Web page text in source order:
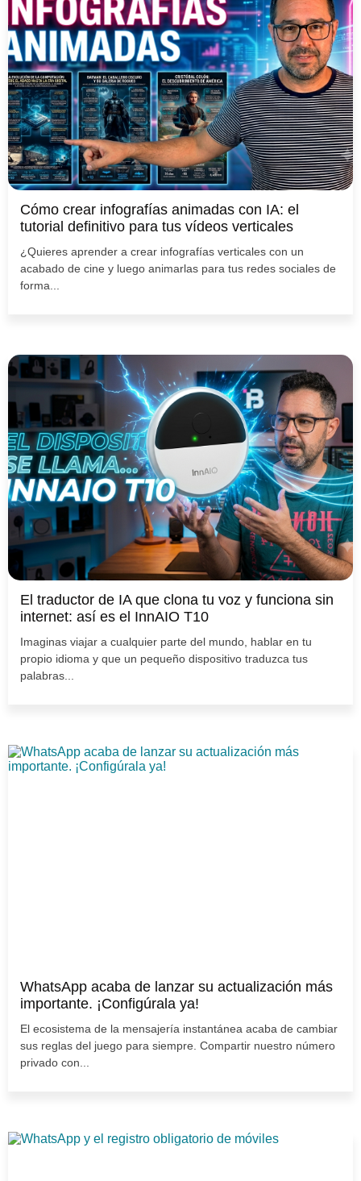
Cómo crear infografías animadas con IA: el
tutorial definitivo para tus vídeos verticales
¿Quieres aprender a crear infografías verticales con un
acabado de cine y luego animarlas para tus redes sociales de
forma...
El traductor de IA que clona tu voz y funciona sin
internet: así es el InnAIO T10
Imaginas viajar a cualquier parte del mundo, hablar en tu
propio idioma y que un pequeño dispositivo traduzca tus
palabras...
WhatsApp acaba de lanzar su actualización más
importante. ¡Configúrala ya!
El ecosistema de la mensajería instantánea acaba de cambiar
sus reglas del juego para siempre. Compartir nuestro número
privado con...